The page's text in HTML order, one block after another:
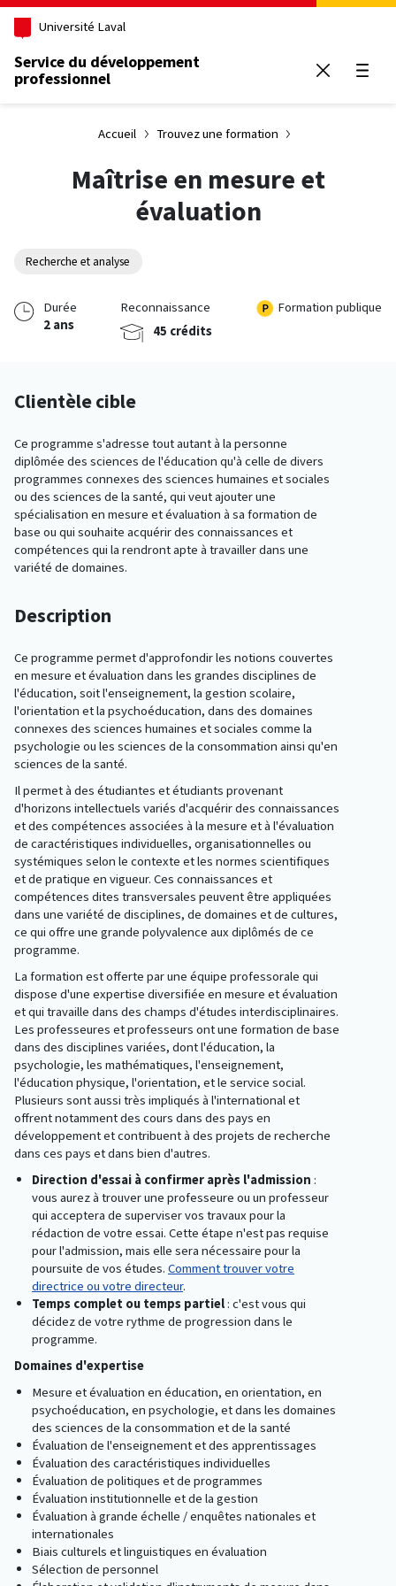
Aller au contenu principal
Université Laval
Service du développement
professionnel
Accueil Trouvez une formation
Maîtrise en mesure et
évaluation
Recherche et analyse
Durée
2 ans
Reconnaissance
45 crédits
Formation publique
Clientèle cible
Ce programme s'adresse tout autant à la personne
diplômée des sciences de l'éducation qu'à celle de divers
programmes connexes des sciences humaines et sociales
ou des sciences de la santé, qui veut ajouter une
spécialisation en mesure et évaluation à sa formation de
base ou qui souhaite acquérir des connaissances et
compétences qui la rendront apte à travailler dans une
variété de domaines.
Description
Ce programme permet d'approfondir les notions couvertes
en mesure et évaluation dans les grandes disciplines de
l'éducation, soit l'enseignement, la gestion scolaire,
l'orientation et la psychoéducation, dans des domaines
connexes des sciences humaines et sociales comme la
psychologie ou les sciences de la consommation ainsi qu'en
sciences de la santé.
Il permet à des étudiantes et étudiants provenant
d'horizons intellectuels variés d'acquérir des connaissances
et des compétences associées à la mesure et à l'évaluation
de caractéristiques individuelles, organisationnelles ou
systémiques selon le contexte et les normes scientifiques
et de pratique en vigueur. Ces connaissances et
compétences dites transversales peuvent être appliquées
dans une variété de disciplines, de domaines et de cultures,
ce qui offre une grande polyvalence aux diplômés de ce
programme.
La formation est offerte par une équipe professorale qui
dispose d'une expertise diversifiée en mesure et évaluation
et qui travaille dans des champs d'études interdisciplinaires.
Les professeures et professeurs ont une formation de base
dans des disciplines variées, dont l'éducation, la
psychologie, les mathématiques, l'enseignement,
l'éducation physique, l'orientation, et le service social.
Plusieurs sont aussi très impliqués à l'international et
offrent notamment des cours dans des pays en
développement et contribuent à des projets de recherche
dans ces pays et dans bien d'autres.
Direction d'essai à confirmer après l'admission :
vous aurez à trouver une professeure ou un professeur
qui acceptera de superviser vos travaux pour la
rédaction de votre essai. Cette étape n'est pas requise
pour l'admission, mais elle sera nécessaire pour la
poursuite de vos études. Comment trouver votre
directrice ou votre directeur.
Temps complet ou temps partiel : c'est vous qui
décidez de votre rythme de progression dans le
programme.
Domaines d'expertise
Mesure et évaluation en éducation, en orientation, en
psychoéducation, en psychologie, et dans les domaines
des sciences de la consommation et de la santé
Évaluation de l'enseignement et des apprentissages
Évaluation des caractéristiques individuelles
Évaluation de politiques et de programmes
Évaluation institutionnelle et de la gestion
Évaluation à grande échelle / enquêtes nationales et
internationales
Biais culturels et linguistiques en évaluation
Sélection de personnel